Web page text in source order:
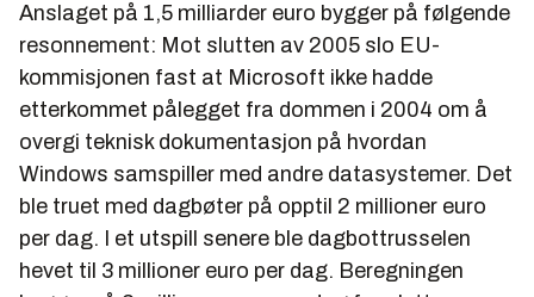
Anslaget på 1,5 milliarder euro bygger på følgende
resonnement: Mot slutten av 2005 slo EU-
kommisjonen fast at Microsoft ikke hadde
etterkommet pålegget fra dommen i 2004 om å
overgi teknisk dokumentasjon på hvordan
Windows samspiller med andre datasystemer. Det
ble truet med dagbøter på opptil 2 millioner euro
per dag. I et utspill senere ble dagbottrusselen
hevet til 3 millioner euro per dag. Beregningen